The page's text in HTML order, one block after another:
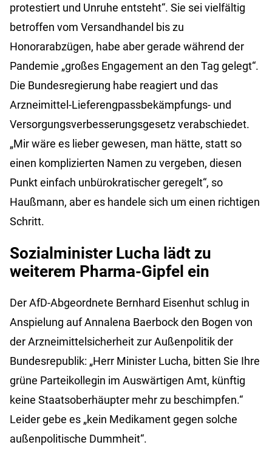
protestiert und Unruhe entsteht“. Sie sei vielfältig
betroffen vom Versandhandel bis zu
Honorarabzügen, habe aber gerade während der
Pandemie „großes Engagement an den Tag gelegt“.
Die Bundesregierung habe reagiert und das
Arzneimittel-Lieferengpassbekämpfungs- und
Versorgungsverbesserungsgesetz verabschiedet.
„Mir wäre es lieber gewesen, man hätte, statt so
einen komplizierten Namen zu vergeben, diesen
Punkt einfach unbürokratischer geregelt“, so
Haußmann, aber es handele sich um einen richtigen
Schritt.
Sozialminister Lucha lädt zu
weiterem Pharma-Gipfel ein
Der AfD-Abgeordnete Bernhard Eisenhut schlug in
Anspielung auf Annalena Baerbock den Bogen von
der Arzneimittelsicherheit zur Außenpolitik der
Bundesrepublik: „Herr Minister Lucha, bitten Sie Ihre
grüne Parteikollegin im Auswärtigen Amt, künftig
keine Staatsoberhäupter mehr zu beschimpfen.“
Leider gebe es „kein Medikament gegen solche
außenpolitische Dummheit“.